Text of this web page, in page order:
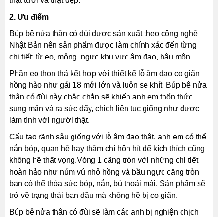
2. Ưu điểm
Búp bê nửa thân có đùi được sản xuất theo công nghệ
Nhật Bản nên sản phẩm được làm chính xác đến từng
chi tiết: từ eo, mông, ngực khu vực âm đạo, hậu môn.
Phần eo thon thả kết hợp với thiết kế lỗ âm đạo co giãn
hồng hào như gái 18 mới lớn và luôn se khít. Búp bê nửa
thân có đùi này chắc chắn sẽ khiến anh em thổn thức,
sung mãn và ra sức đẩy, chịch liên tục giống như được
làm tình với người thật.
Cấu tạo rãnh sâu giống với lỗ âm đạo thật, anh em có thể
nắn bóp, quan hệ hay thậm chí hôn hít để kích thích cũng
không hề thất vọng.Vòng 1 căng tròn với những chi tiết
hoàn hảo như núm vú nhỏ hồng và bầu ngực căng tròn
bạn có thể thỏa sức bóp, nắn, bú thoải mái. Sản phẩm sẽ
trở về trạng thái ban đầu mà không hề bị co giãn.
Búp bê nửa thân có đùi sẽ làm các anh bị nghiện chịch